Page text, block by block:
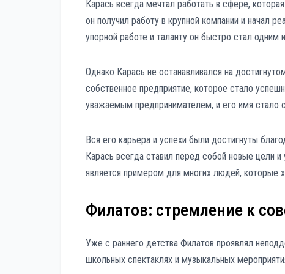
Карась всегда мечтал работать в сфере,
он получил работу в крупной компании и начал
упорной работе и таланту он быстро стал одним
Однако Карась не останавливался на
собственное предприятие, которое стало
уважаемым предпринимателем, и его имя стало
Вся его карьера и успехи были достигнуты
Карась всегда ставил перед собой новые цели
является примером для многих людей, которые
Филатов: стремление к
Уже с раннего детства Филатов проявлял
школьных спектаклях и музыкальных